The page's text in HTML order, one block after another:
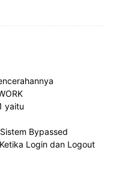
yaitu
Bypassed
Login dan Logout